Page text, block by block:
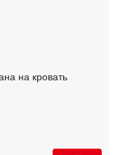
на кровать